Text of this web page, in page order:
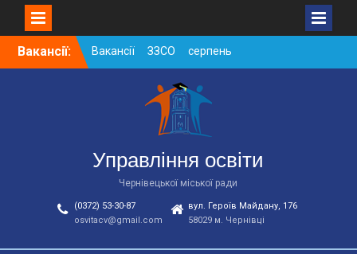
SkipВакансії:
Вакансії ЗЗСО серпень
2026
Вакансії ЗЗСО червень
Вакансії у ЗДО та
дошкільних підрозділах
ЗЗСО станом на
01.08.2026 р.
Управління освіти
Чернівецької міської ради
(0372) 53-30-87
osvitacv@gmail.com
вул. Героїв Майдану, 176
58029 м. Чернівці